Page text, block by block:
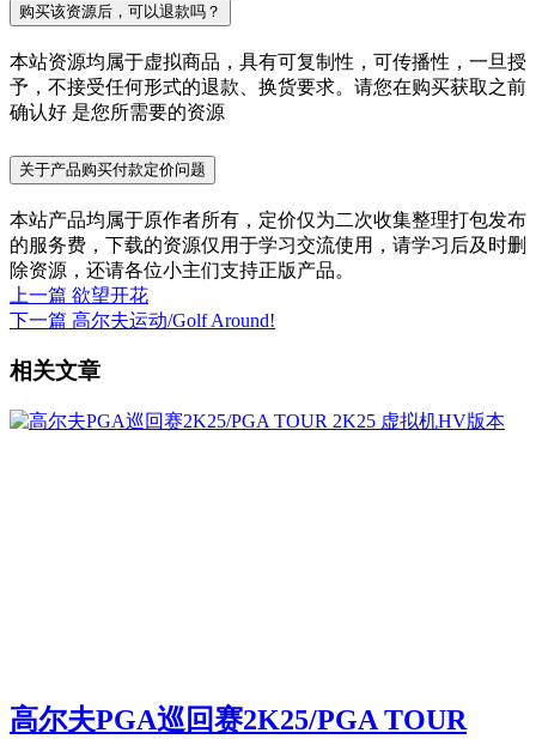
购买该资源后，可以退款吗？
本站资源均属于虚拟商品，具有可复制性，可传播性，一旦授
予，不接受任何形式的退款、换货要求。请您在购买获取之前
确认好 是您所需要的资源
关于产品购买付款定价问题
本站产品均属于原作者所有，定价仅为二次收集整理打包发布
的服务费，下载的资源仅用于学习交流使用，请学习后及时删
除资源，还请各位小主们支持正版产品。
上一篇 欲望开花
下一篇 高尔夫运动/Golf Around!
相关文章
高尔夫PGA巡回赛2K25/PGA TOUR